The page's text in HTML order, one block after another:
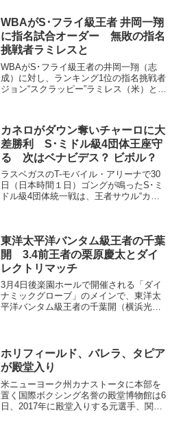
らなくちゃいけない...
WBAがS･フライ級王者 井岡一翔
に指名試合オーダー 無敗の指名
挑戦者ラミレスと
WBAがS･フライ級王者の井岡一翔（志
成）に対し、ランキング1位の指名挑戦者
ジョン“スクラッピー”ラミレス（米）と指
岡 34歳の...
カネロがダウン奪いチャーロに大
差勝利 S･ミドル級4団体王座守
る 次はベナビデス？ ビボル？
ラスベガスのT-モバイル・アリーナで30
日（日本時間１日）ゴングが鳴ったS･ミ
ドル級4団体統一戦は、王者サウル“カネ
ーメル・チ...
東洋太平洋バンタム級王者の千葉
開 3.4前王者の栗原慶太とダイ
レクトリマッチ
3月4日後楽園ホールで開催される「ダイ
ナミックグローブ」のメインで、東洋太
平洋バンタム級王者の千葉開（横浜光）
て千葉が接近戦で栗原...
ホリフィールド、バレラ、タピア
が殿堂入り
米ニューヨーク州カナストータに本部を
置く国際ボクシング名誉の殿堂博物館は6
日、2017年に殿堂入りする元選手、関係